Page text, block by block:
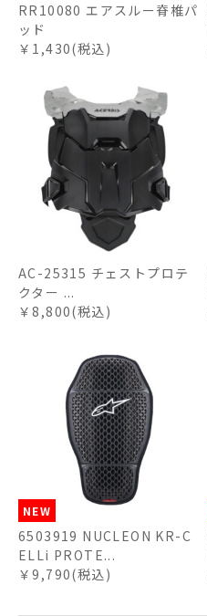
RR10080 エアスルー脊椎パ
ッド
￥1,430(税込)
AC-25315 チェストプロテ
クター ...
￥8,800(税込)
NEW
6503919 NUCLEON KR-C
ELLi PROTE...
￥9,790(税込)